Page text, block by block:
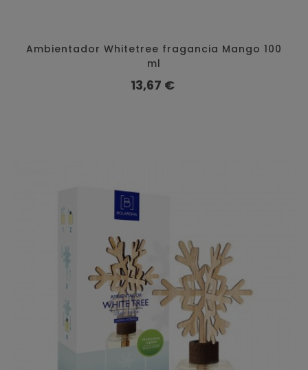
Ambientador Whitetree fragancia Mango 100
ml
Preço
13,67 €